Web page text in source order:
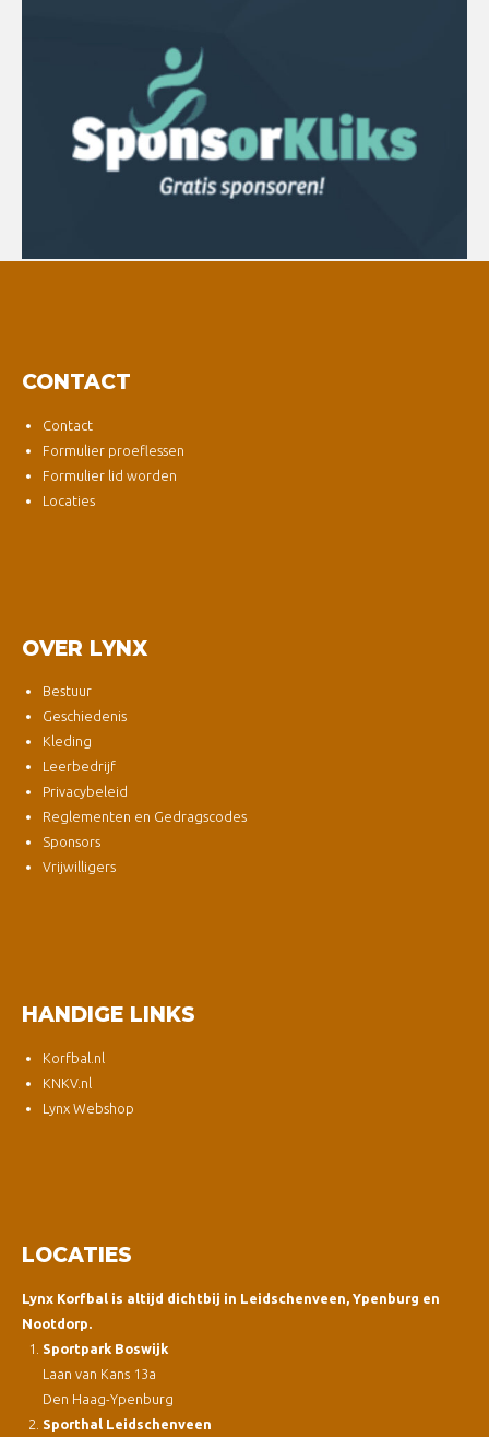
CONTACT
Contact
Formulier proeflessen
Formulier lid worden
Locaties
OVER LYNX
Bestuur
Geschiedenis
Kleding
Leerbedrijf
Privacybeleid
Reglementen en Gedragscodes
Sponsors
Vrijwilligers
HANDIGE LINKS
Korfbal.nl
KNKV.nl
Lynx Webshop
LOCATIES
Lynx Korfbal is altijd dichtbij in Leidschenveen, Ypenburg en
Nootdorp.
Sportpark Boswijk
Laan van Kans 13a
Den Haag-Ypenburg
Sporthal Leidschenveen